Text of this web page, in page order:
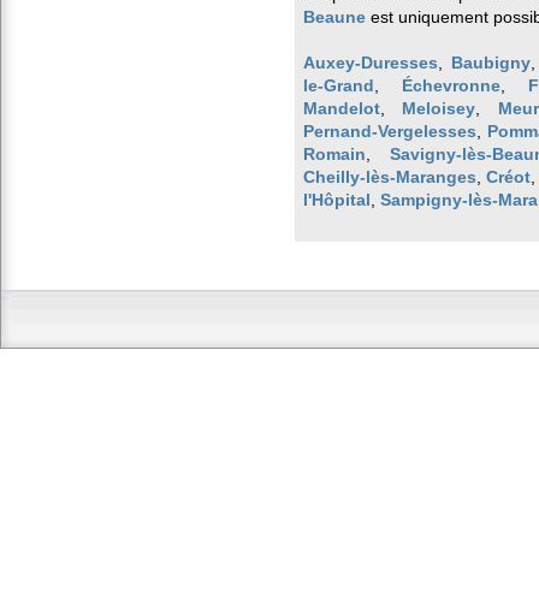
Beaune est uniquement
Auxey-Duresses Baubigny
le-Grand
Échevronne
Mandelot
Meloisey
Pernand-Vergelesses
Romain
Savigny-lès-
Cheilly-lès-Maranges Créot
l'Hôpital Sampigny-lès-